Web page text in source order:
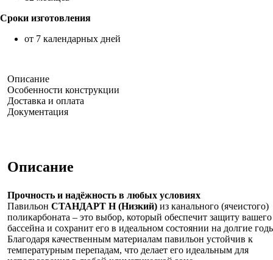
Сроки изготовления
от 7 календарных дней
Описание
Особенности конструкции
Доставка и оплата
Документация
Описание
Прочность и надёжность в любых условиях
Павильон СТАНДАРТ Н (Низкий) из канального (ячеистого)
поликарбоната – это выбор, который обеспечит защиту вашего
бассейна и сохранит его в идеальном состоянии на долгие
Благодаря качественным материалам павильон устойчив к
температурным перепадам, что делает его идеальным для